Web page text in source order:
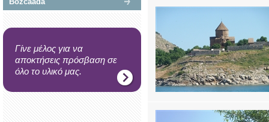
Γίνε μέλος για να
αποκτήσεις πρόσβαση σε
όλο το υλικό μας.